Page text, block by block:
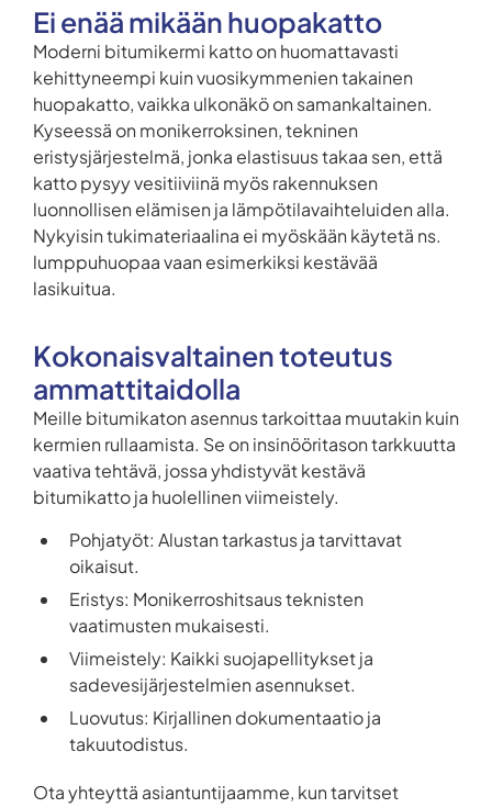
Ei enää mikään huopakatto
Moderni bitumikermi katto on huomattavasti
kehittyneempi kuin vuosikymmenien takainen
huopakatto, vaikka ulkonäkö on samankaltainen.
Kyseessä on monikerroksinen, tekninen
eristysjärjestelmä, jonka elastisuus takaa sen, että
katto pysyy vesitiiviinä myös rakennuksen
luonnollisen elämisen ja lämpötilavaihteluiden alla.
Nykyisin tukimateriaalina ei myöskään käytetä ns.
lumppuhuopaa vaan esimerkiksi kestävää
lasikuitua.
Kokonaisvaltainen toteutus
ammattitaidolla
Meille bitumikaton asennus tarkoittaa muutakin kuin
kermien rullaamista. Se on insinööritason tarkkuutta
vaativa tehtävä, jossa yhdistyvät kestävä
bitumikatto ja huolellinen viimeistely.
Pohjatyöt: Alustan tarkastus ja tarvittavat
oikaisut.
Eristys: Monikerroshitsaus teknisten
vaatimusten mukaisesti.
Viimeistely: Kaikki suojapellitykset ja
sadevesijärjestelmien asennukset.
Luovutus: Kirjallinen dokumentaatio ja
takuutodistus.
Ota yhteyttä asiantuntijaamme, kun tarvitset